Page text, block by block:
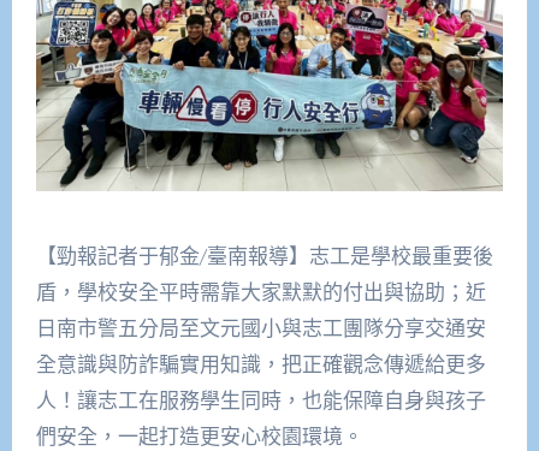
【勁報記者于郁金/臺南報導】志工是學校最重要後
盾，學校安全平時需靠大家默默的付出與協助；近
日南市警五分局至文元國小與志工團隊分享交通安
全意識與防詐騙實用知識，把正確觀念傳遞給更多
人！讓志工在服務學生同時，也能保障自身與孩子
們安全，一起打造更安心校園環境。